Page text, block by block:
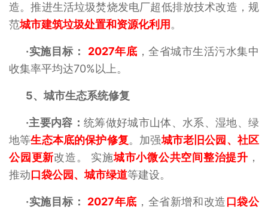
造。推进生活垃圾焚烧发电厂超低排放技术改造，规
范城市建筑垃圾处置和资源化利用 。
·实施目标： 2027年底 ，全省城市生活污水集中
收集率平均达70%以上。
5、 城市生态系统修复
·主要内容： 统筹做好城市山体、水系、湿地、绿
地等生态本底的保护修复。加强城市老旧公园、社区
公园更新改造。 实施城市小微公共空间整治提升 ，
推动口袋公园、城市绿道等建设。
·实施目标： 2027年底 ，全省新增和改造口袋公